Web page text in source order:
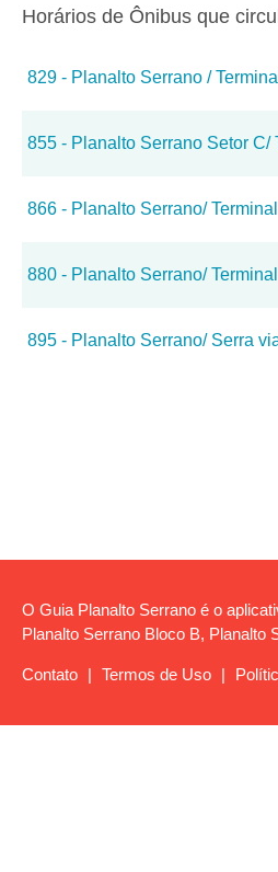
Horários de Ônibus que
829 - Planalto Serrano /
855 - Planalto Serrano Setor
866 - Planalto Serrano/
880 - Planalto Serrano/
895 - Planalto Serrano/ Serra
O Guia Planalto Serrano é o
Planalto Serrano Bloco B, Planalto
Contato | Termos de Uso |